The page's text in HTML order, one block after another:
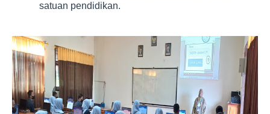
satuan pendidikan.